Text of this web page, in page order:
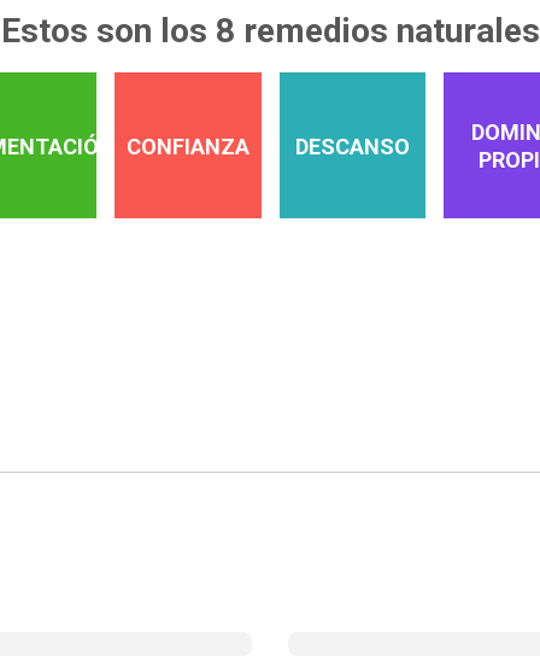
Estos son los 8 remedios naturales
CONFIANZA DESCANSO